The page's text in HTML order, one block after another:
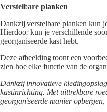
Verstelbare planken
Dankzij verstelbare planken kun
Hierdoor kun je verschillende
georganiseerde kast hebt.
Deze afbeelding toont een
zien hoe elke functie van de
Dankzij innovatieve
kastinrichting. Met uittrekbare
georganiseerde manier